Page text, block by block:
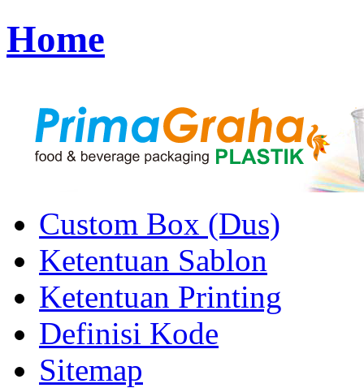
Home
Custom Box (Dus)
Ketentuan Sablon
Ketentuan Printing
Definisi Kode
Sitemap